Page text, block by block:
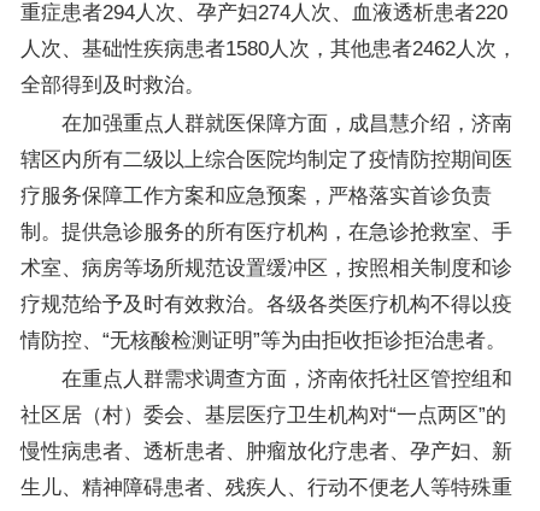
重症患者294人次、孕产妇274人次、血液透析患者220
人次、基础性疾病患者1580人次，其他患者2462人次，
全部得到及时救治。
在加强重点人群就医保障方面，成昌慧介绍，济南
辖区内所有二级以上综合医院均制定了疫情防控期间医
疗服务保障工作方案和应急预案，严格落实首诊负责
制。提供急诊服务的所有医疗机构，在急诊抢救室、手
术室、病房等场所规范设置缓冲区，按照相关制度和诊
疗规范给予及时有效救治。各级各类医疗机构不得以疫
情防控、“无核酸检测证明”等为由拒收拒诊拒治患者。
在重点人群需求调查方面，济南依托社区管控组和
社区居（村）委会、基层医疗卫生机构对“一点两区”的
慢性病患者、透析患者、肿瘤放化疗患者、孕产妇、新
生儿、精神障碍患者、残疾人、行动不便老人等特殊重